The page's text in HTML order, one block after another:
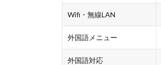
Wifi・無線LAN
外国語メニュー
外国語対応